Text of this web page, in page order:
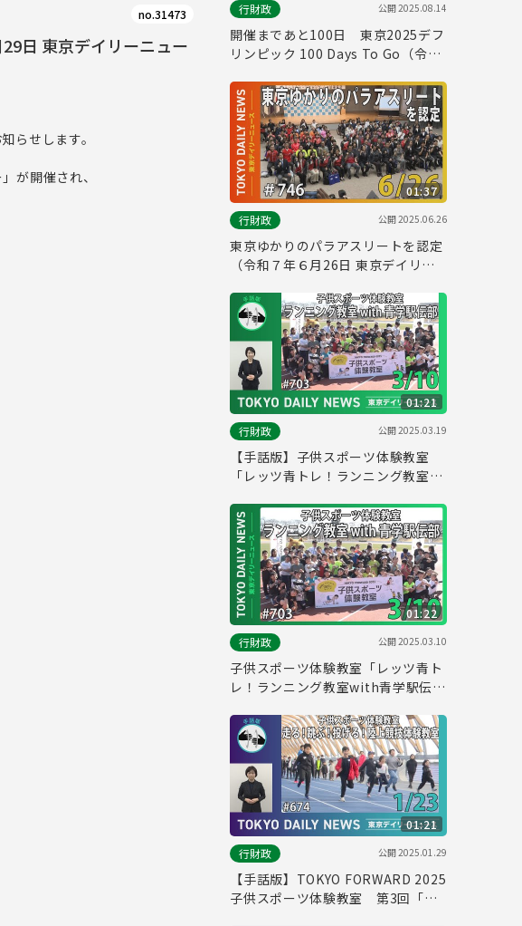
no.31473
日 東京デイリーニュー
らせします。
が開催され、
行財政
公開2025.08.14
開催まであと100日 東京2025デフ
リンピック 100 Days To Go（令和
ス No.764）
01:37
行財政
公開2025.06.26
東京ゆかりのパラアスリートを認定
（令和７年６月26日 東京デイリー
01:21
行財政
公開2025.03.19
【手話版】子供スポーツ体験教室
「レッツ青トレ！ランニング教室
日 東京デイリーニュース No.703）
01:22
行財政
公開2025.03.10
子供スポーツ体験教室「レッツ青ト
レ！ランニング教室with青学駅伝
ーニュース No.703）
01:21
行財政
公開2025.01.29
【手話版】TOKYO FORWARD 2025
子供スポーツ体験教室 第3回「走